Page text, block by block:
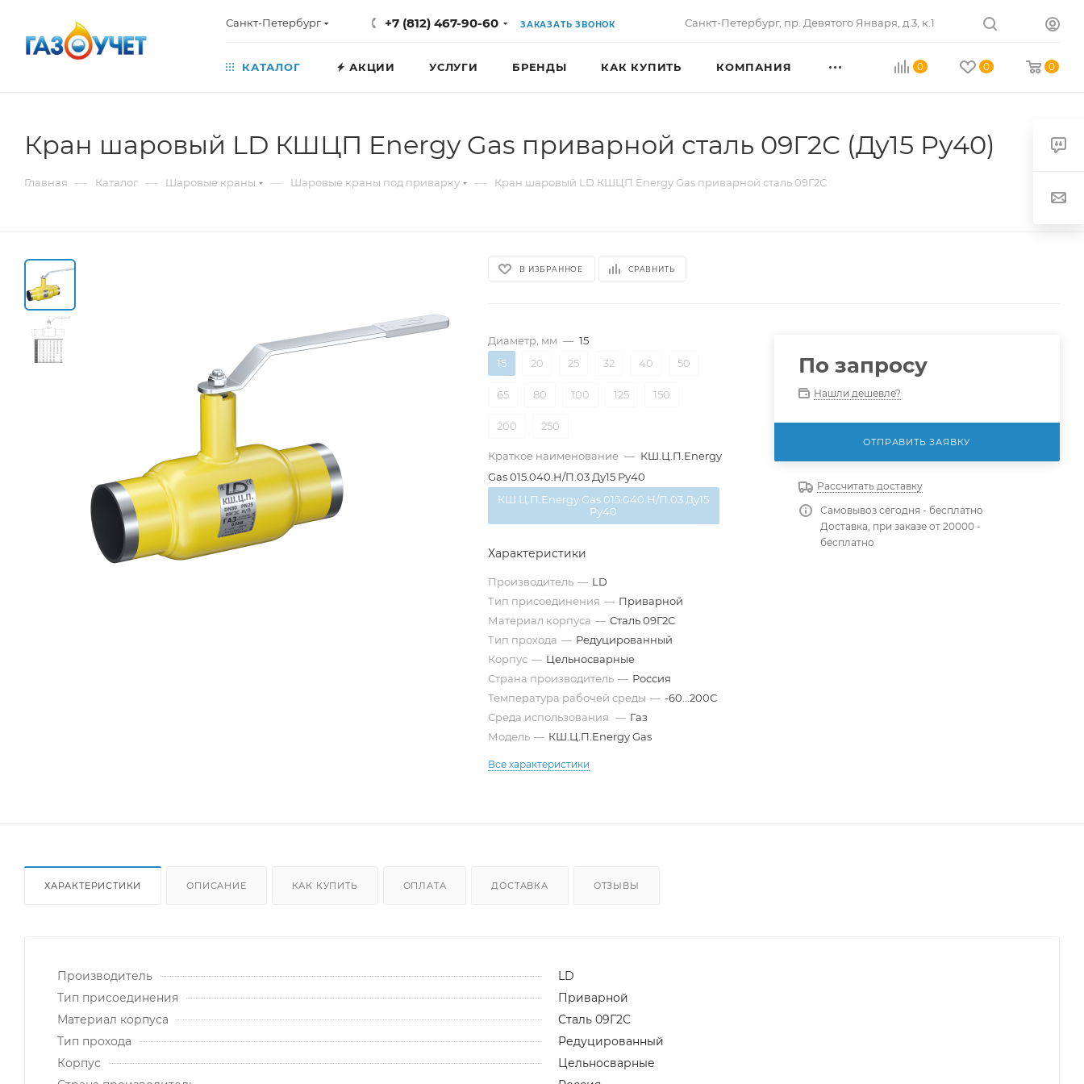
Санкт-Петербург +7 (812) 467-90-60 ЗАКАЗАТЬ ЗВОНОК Санкт-Петербург, пр. Девятого Января, д.3, к.1
0 0 0
КАТАЛОГ АКЦИИ УСЛУГИ БРЕНДЫ КАК КУПИТЬ КОМПАНИЯ
Кран шаровый LD КШЦП Energy Gas приварной сталь 09Г2С (Ду15 Ру40)
Главная — Каталог — Шаровые краны — Шаровые краны под приварку — Кран шаровый LD КШЦП Energy Gas приварной сталь 09Г2С
В ИЗБРАННОЕ СРАВНИТЬ
Диаметр, мм — 15
15
20 25 32 40 50
65 80 100 125 150
200 250
Краткое наименование — КШ.Ц.П.Energy
Gas 015.040.Н/П.03 Ду15 Ру40
КШ.Ц.П.Energy Gas 015.040.Н/П.03 Ду15
Ру40
Характеристики
Производитель — LD
Тип присоединения — Приварной
Материал корпуса — Сталь 09Г2С
Тип прохода — Редуцированный
Корпус — Цельносварные
Страна производитель — Россия
Температура рабочей среды — -60...200С
Среда использования — Газ
Модель — КШ.Ц.П.Energy Gas
Все характеристики
По запросу
Нашли дешевле?
ОТПРАВИТЬ ЗАЯВКУ
Рассчитать доставку
Самовывоз сегодня - бесплатно
Доставка, при заказе от 20000 -
бесплатно
ХАРАКТЕРИСТИКИ ОПИСАНИЕ КАК КУПИТЬ ОПЛАТА ДОСТАВКА ОТЗЫВЫ
Производитель
LD
Тип присоединения
Приварной
Материал корпуса
Сталь 09Г2С
Тип прохода
Редуцированный
Корпус
Цельносварные